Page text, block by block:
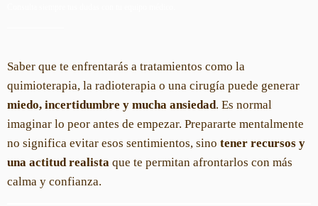
Saber que te enfrentarás a tratamientos como la
quimioterapia, la radioterapia o una cirugía puede generar
miedo, incertidumbre y mucha ansiedad. Es normal
imaginar lo peor antes de empezar. Prepararte mentalmente
no significa evitar esos sentimientos, sino tener recursos y
una actitud realista que te permitan afrontarlos con más
calma y confianza.